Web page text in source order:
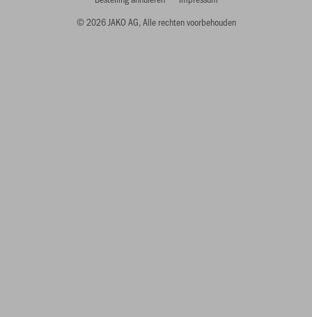
© 2026 JAKO AG, Alle rechten voorbehouden